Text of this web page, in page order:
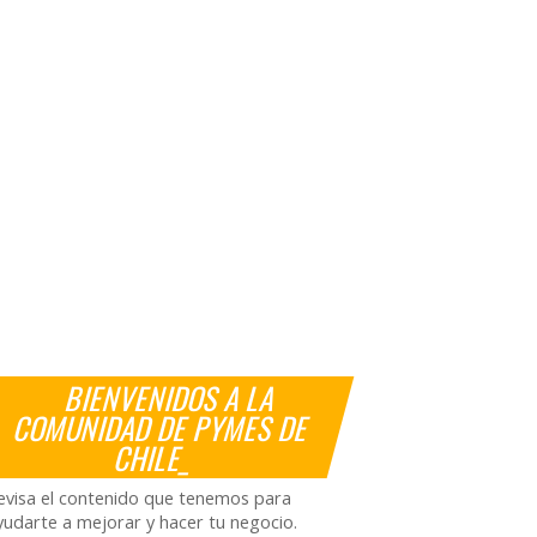
BIENVENIDOS A LA
COMUNIDAD DE PYMES DE
CHILE_
el contenido que tenemos para
a mejorar y hacer tu negocio.